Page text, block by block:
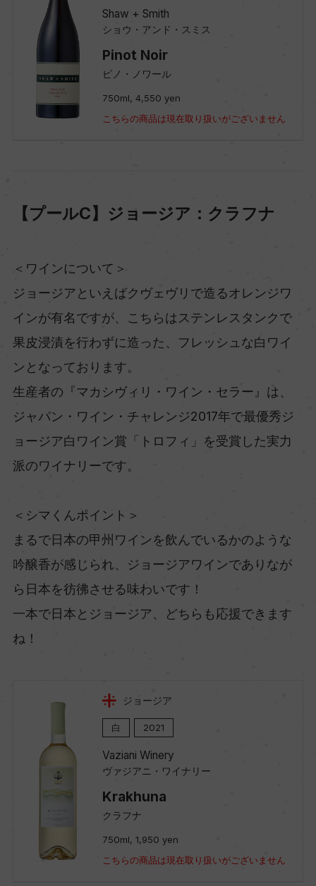
Shaw + Smith
ショウ・アンド・スミス
Pinot Noir
ピノ・ノワール
750ml, 4,550 yen
こちらの商品は現在取り扱いがございません
【プールC】ジョージア：クラフナ
＜ワインについて＞
ジョージアといえばクヴェヴリで造るオレンジワ
インが有名ですが、こちらはステンレスタンクで
果皮浸漬を行わずに造った、フレッシュな白ワイ
ンとなっております。
生産者の『マカシヴィリ・ワイン・セラー』は、
ジャパン・ワイン・チャレンジ2017年で最優秀ジ
ョージア白ワイン賞「トロフィ」を受賞した実力
派のワイナリーです。
＜シマくんポイント＞
まるで日本の甲州ワインを飲んでいるかのような
吟醸香が感じられ、ジョージアワインでありなが
ら日本を彷彿させる味わいです！
一本で日本とジョージア、どちらも応援できます
ね！
ジョージア
白 2021
Vaziani Winery
ヴァジアニ・ワイナリー
Krakhuna
クラフナ
750ml, 1,950 yen
こちらの商品は現在取り扱いがございません